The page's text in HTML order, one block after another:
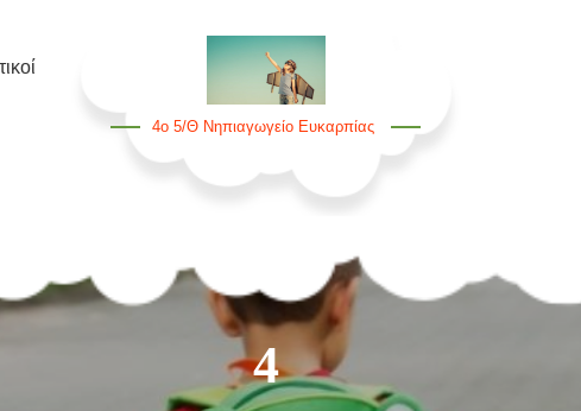
4ο 5/θ Νηπιαγωγείο Ευκαρπίας
4